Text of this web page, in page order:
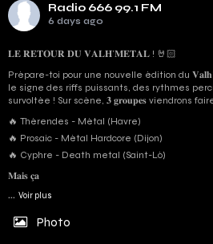
Radio 666 99.1 FM
6 days ago
𝐋𝐄 𝐑𝐄𝐓𝐎𝐔𝐑 𝐃𝐔 𝐕𝐀𝐋𝐇’𝐌𝐄𝐓𝐀𝐋 ! 🤘🏻
Prépare-toi pour une nouvelle édition du
le signe des riffs puissants, des rythmes
survoltée ! Sur scène, 𝟑 𝐠𝐫𝐨𝐮𝐩𝐞𝐬 viendrons
🔥 Thérendes - Métal (Havre)
🔥 Prosaic - Métal Hardcore (Dijon)
🔥 Cyphre - Death metal (Saint-Lô)
𝐌𝐚𝐢𝐬 𝐜̧𝐚
... Voir plus
Photo